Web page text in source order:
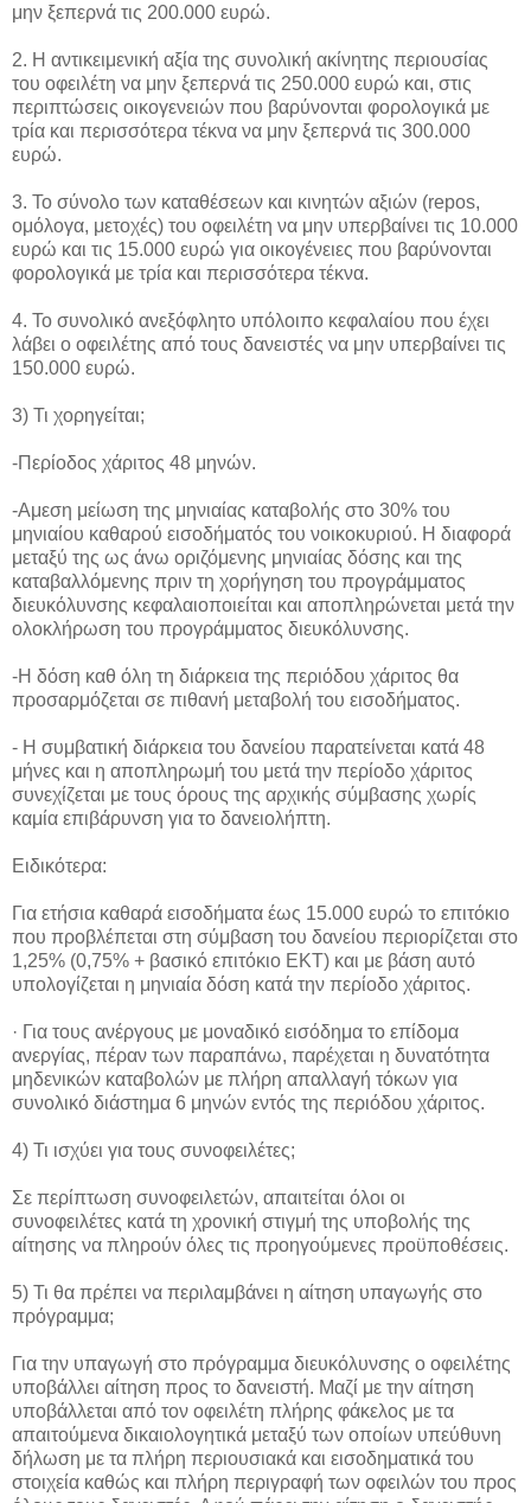
μην ξεπερνά τις 200.000 ευρώ.
2. Η αντικειμενική αξία της συνολική ακίνητης περιουσίας
του οφειλέτη να μην ξεπερνά τις 250.000 ευρώ και, στις
περιπτώσεις οικογενειών που βαρύνονται φορολογικά με
τρία και περισσότερα τέκνα να μην ξεπερνά τις 300.000
ευρώ.
3. Το σύνολο των καταθέσεων και κινητών αξιών (repos,
ομόλογα, μετοχές) του οφειλέτη να μην υπερβαίνει τις 10.000
ευρώ και τις 15.000 ευρώ για οικογένειες που βαρύνονται
φορολογικά με τρία και περισσότερα τέκνα.
4. Το συνολικό ανεξόφλητο υπόλοιπο κεφαλαίου που έχει
λάβει ο οφειλέτης από τους δανειστές να μην υπερβαίνει τις
150.000 ευρώ.
3) Τι χορηγείται;
-Περίοδος χάριτος 48 μηνών.
-Αμεση μείωση της μηνιαίας καταβολής στο 30% του
μηνιαίου καθαρού εισοδήματός του νοικοκυριού. Η διαφορά
μεταξύ της ως άνω οριζόμενης μηνιαίας δόσης και της
καταβαλλόμενης πριν τη χορήγηση του προγράμματος
διευκόλυνσης κεφαλαιοποιείται και αποπληρώνεται μετά την
ολοκλήρωση του προγράμματος διευκόλυνσης.
-Η δόση καθ όλη τη διάρκεια της περιόδου χάριτος θα
προσαρμόζεται σε πιθανή μεταβολή του εισοδήματος.
- Η συμβατική διάρκεια του δανείου παρατείνεται κατά 48
μήνες και η αποπληρωμή του μετά την περίοδο χάριτος
συνεχίζεται με τους όρους της αρχικής σύμβασης χωρίς
καμία επιβάρυνση για το δανειολήπτη.
Ειδικότερα:
Για ετήσια καθαρά εισοδήματα έως 15.000 ευρώ το επιτόκιο
που προβλέπεται στη σύμβαση του δανείου περιορίζεται στο
1,25% (0,75% + βασικό επιτόκιο ΕΚΤ) και με βάση αυτό
υπολογίζεται η μηνιαία δόση κατά την περίοδο χάριτος.
· Για τους ανέργους με μοναδικό εισόδημα το επίδομα
ανεργίας, πέραν των παραπάνω, παρέχεται η δυνατότητα
μηδενικών καταβολών με πλήρη απαλλαγή τόκων για
συνολικό διάστημα 6 μηνών εντός της περιόδου χάριτος.
4) Τι ισχύει για τους συνοφειλέτες;
Σε περίπτωση συνοφειλετών, απαιτείται όλοι οι
συνοφειλέτες κατά τη χρονική στιγμή της υποβολής της
αίτησης να πληρούν όλες τις προηγούμενες προϋποθέσεις.
5) Τι θα πρέπει να περιλαμβάνει η αίτηση υπαγωγής στο
πρόγραμμα;
Για την υπαγωγή στο πρόγραμμα διευκόλυνσης ο οφειλέτης
υποβάλλει αίτηση προς το δανειστή. Μαζί με την αίτηση
υποβάλλεται από τον οφειλέτη πλήρης φάκελος με τα
απαιτούμενα δικαιολογητικά μεταξύ των οποίων υπεύθυνη
δήλωση με τα πλήρη περιουσιακά και εισοδηματικά του
στοιχεία καθώς και πλήρη περιγραφή των οφειλών του προς